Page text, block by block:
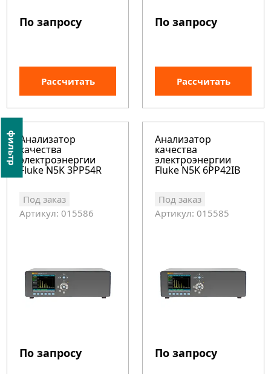
фильтр
По запросу
Рассчитать
По запросу
Рассчитать
Анализатор
качества
электроэнергии
Fluke N5K 3PP54R
Под заказ
Артикул: 015586
По запросу
Анализатор
качества
электроэнергии
Fluke N5K 6PP42IB
Под заказ
Артикул: 015585
По запросу